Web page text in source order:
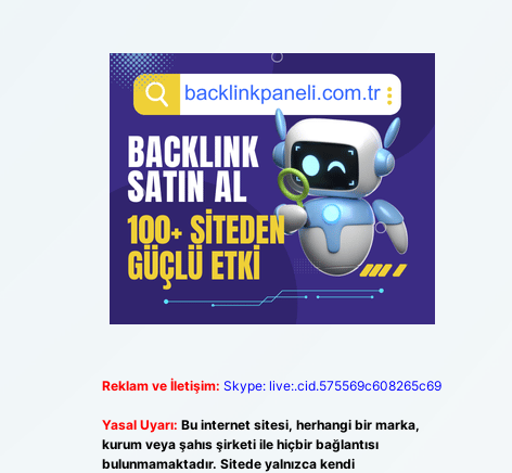
Reklam ve İletişim: Skype: live:.cid.575569c608265c69
Yasal Uyarı: Bu internet sitesi, herhangi bir marka,
kurum veya şahıs şirketi ile hiçbir bağlantısı
bulunmamaktadır. Sitede yalnızca kendi